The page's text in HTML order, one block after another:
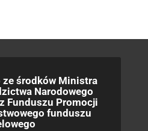
ze środków Ministra
Narodowego
Funduszu Promocji
funduszu